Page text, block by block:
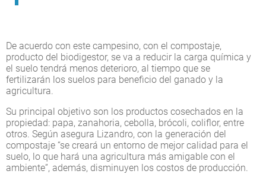
De acuerdo con este campesino, con el compostaje,
producto del biodigestor, se va a reducir la carga química y
el suelo tendrá menos deterioro, al tiempo que se
fertilizarán los suelos para beneficio del ganado y la
agricultura.
Su principal objetivo son los productos cosechados en la
propiedad: papa, zanahoria, cebolla, brócoli, coliflor, entre
otros. Según asegura Lizandro, con la generación del
compostaje “se creará un entorno de mejor calidad para el
suelo, lo que hará una agricultura más amigable con el
ambiente”, además, disminuyen los costos de producción.